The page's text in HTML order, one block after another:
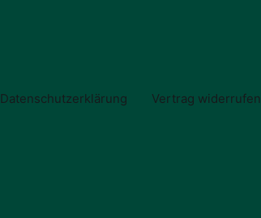
Datenschutzerklärung
Vertrag widerrufen